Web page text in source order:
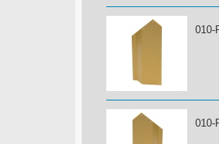
010-
010-